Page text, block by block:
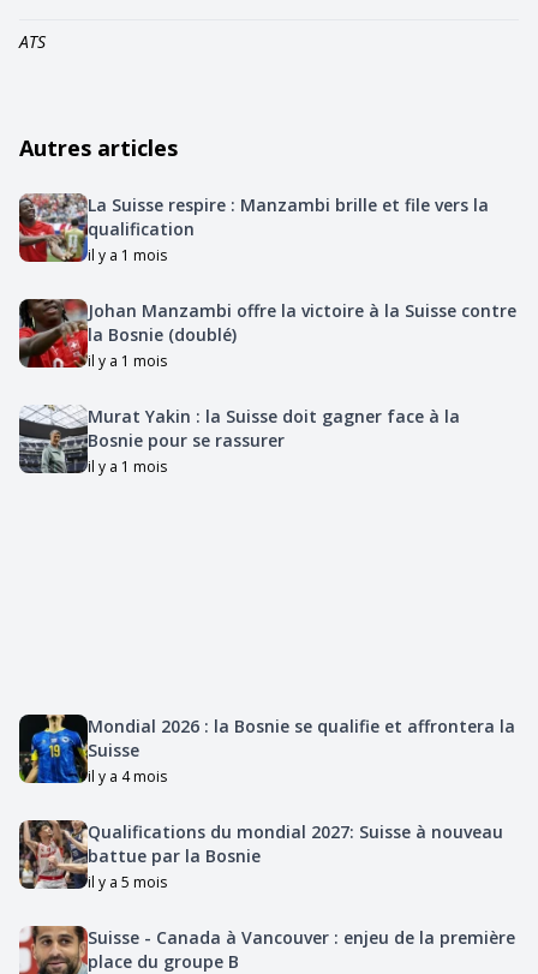
ATS
Autres articles
La Suisse respire : Manzambi brille et file vers la
qualification
il y a 1 mois
Johan Manzambi offre la victoire à la Suisse contre
la Bosnie (doublé)
il y a 1 mois
Murat Yakin : la Suisse doit gagner face à la
Bosnie pour se rassurer
il y a 1 mois
Mondial 2026 : la Bosnie se qualifie et affrontera la
Suisse
il y a 4 mois
Qualifications du mondial 2027: Suisse à nouveau
battue par la Bosnie
il y a 5 mois
Suisse - Canada à Vancouver : enjeu de la première
place du groupe B